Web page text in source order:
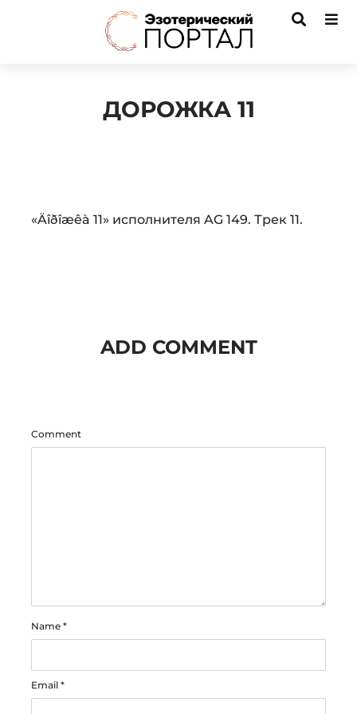
ДОРОЖКА 11
Audio
«Äîðîæêà 11» исполнителя AG 149. Трек 11.
ADD COMMENT
Comment
Name *
Email *